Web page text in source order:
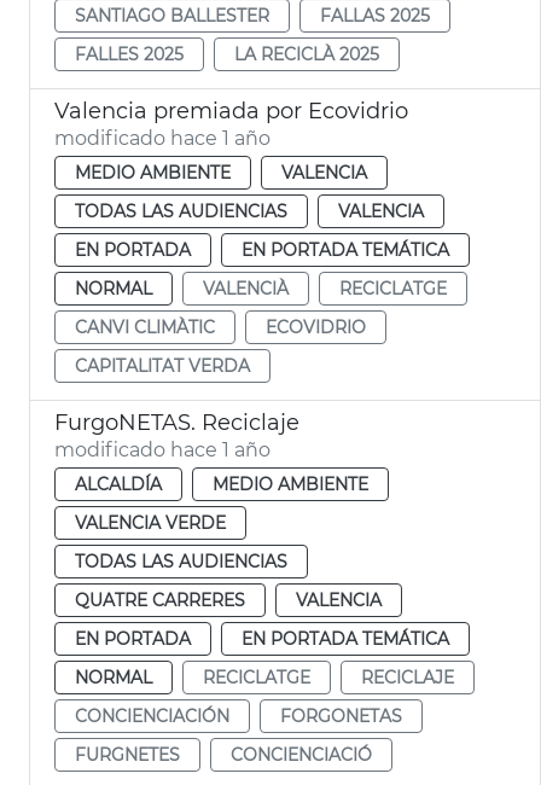
SANTIAGO BALLESTER
FALLAS 2025
FALLES 2025
LA RECICLÀ 2025
Valencia premiada por Ecovidrio
modificado hace 1 año
MEDIO AMBIENTE
VALENCIA
TODAS LAS AUDIENCIAS
VALENCIA
EN PORTADA
EN PORTADA TEMÁTICA
NORMAL
VALENCIÀ
RECICLATGE
CANVI CLIMÀTIC
ECOVIDRIO
CAPITALITAT VERDA
FurgoNETAS. Reciclaje
modificado hace 1 año
ALCALDÍA
MEDIO AMBIENTE
VALENCIA VERDE
TODAS LAS AUDIENCIAS
QUATRE CARRERES
VALENCIA
EN PORTADA
EN PORTADA TEMÁTICA
NORMAL
RECICLATGE
RECICLAJE
CONCIENCIACIÓN
FORGONETAS
FURGNETES
CONCIENCIACIÓ